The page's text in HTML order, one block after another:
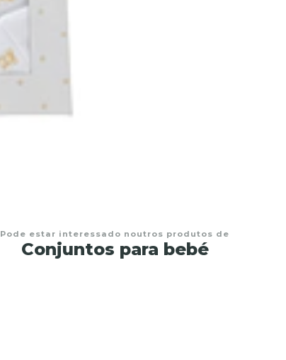
Pode estar interessado noutros produtos de
Conjuntos para bebé